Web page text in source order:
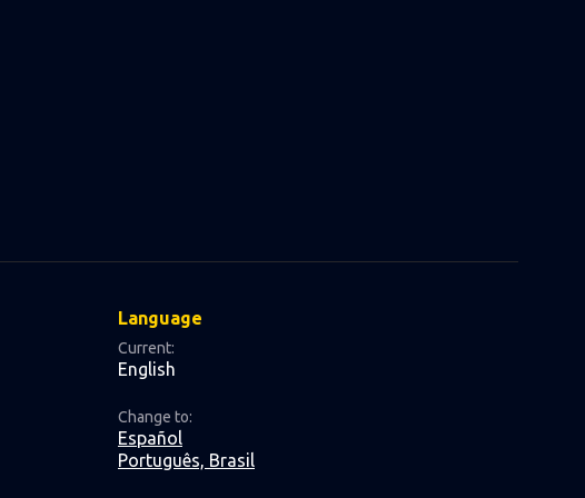
Language
Current:
English
Change to:
Español
Português, Brasil